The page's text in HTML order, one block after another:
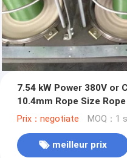
7.54 kW Power 380V or
10.4mm Rope Size
Rope Making Machine
Prix：negotiate MOQ：1
meilleur prix